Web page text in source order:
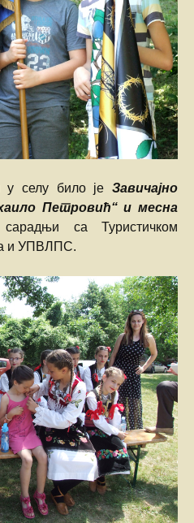
у селу било је Завичајно
Петровић“ и месна
са Туристичком
и УПВЛПС.